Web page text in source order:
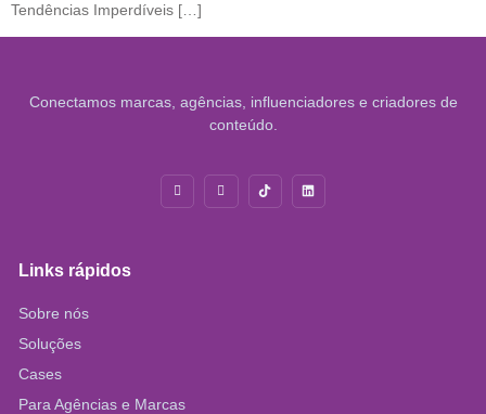
Tendências Imperdíveis […]
Conectamos marcas, agências, influenciadores e criadores de
conteúdo.
Links rápidos
Sobre nós
Soluções
Cases
Para Agências e Marcas